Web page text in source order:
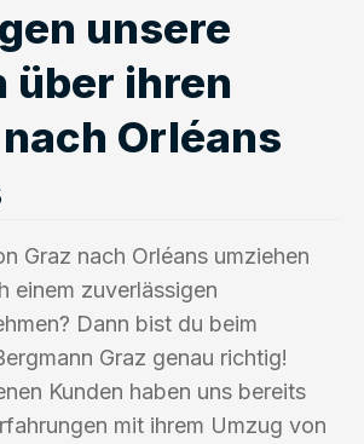
unsere
über ihren
Orléans
Graz nach Orléans umziehen
einem zuverlässigen
Dann bist du beim
Graz genau richtig!
Kunden haben uns bereits
mit ihrem Umzug von